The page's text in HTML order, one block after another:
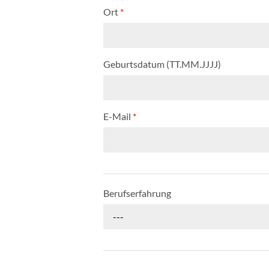
Ort *
Geburtsdatum (TT.MM.JJJJ)
E-Mail *
Berufserfahrung
---